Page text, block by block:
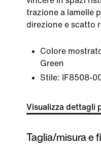
trazione a lamelle
direzione e scatto
Colore
Green
Stile:
IF8508-
Visualizza dettagli
Taglia/misura e